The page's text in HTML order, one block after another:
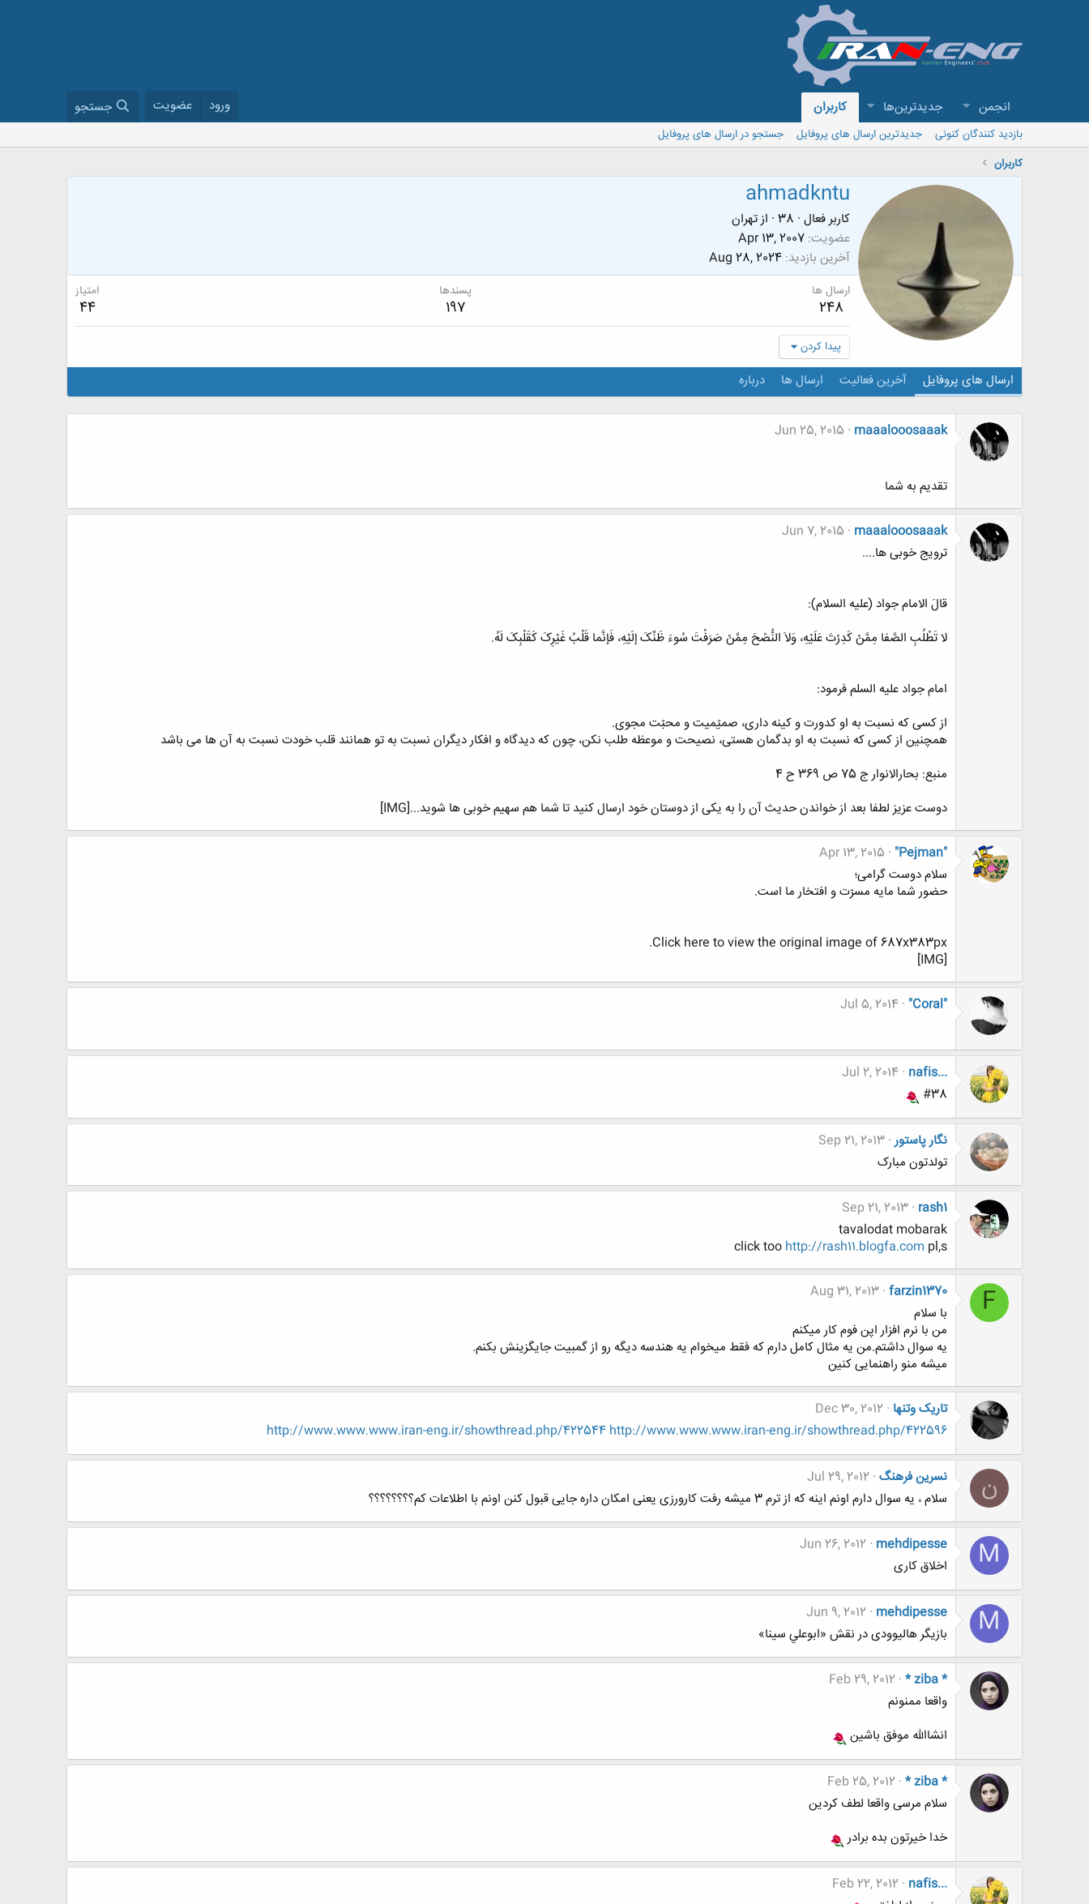
انجمن جدیدترین‌ها کاربران ورود عضویت جستجو
بازدید کنندگان کنونی جدیدترین ارسال های پروفایل
جستجو در ارسال های پروفایل
کاربران
ahmadkntu
کاربر فعال ·
· ازتهران
عضویت Apr 13, 2007
آخرین بازدید Aug 28, 2024
ارسال ها
248
پسندها
197
امتیاز
44
پیدا کردن
ارسال های پروفایل آخرین فعالیت ارسال ها درباره
maaalooosaaak
Jun 25, 2015
تقدیم به شما
maaalooosaaak
Jun 7, 2015
ترویج خوبی ها....
قالَ الامام جواد (علیه السلام):
لا تَطْلُبِ الصَّفا مِمَّنْ کَدِرْتَ عَلَیْهِ، وَلاَ النُّصْحَ مِمَّنْ صَرَفْتَ سُوءَ ظَنِّکَ إلَیْهِ، فَإنَّما قَلْبُ غَیْرِکَ کَقَلْبِکَ لَهُ.
امام جواد علیه السلم فرمود:
از کسى که نسبت به او کدورت و کینه دارى، صمیّمیت و محبّت مجوى.
همچنین از کسى که نسبت به او بدگمان هستى، نصیحت و موعظه طلب نکن، چون که دیدگاه و افکار دیگران نسبت به تو همانند قلب خودت نسبت به آن ها مى باشد
منبع: بحارالانوار ج 75 ص 369 ح 4
دوست عزیز لطفا بعد از خواندن حدیث آن را به یکی از دوستان خود ارسال کنید تا شما هم سهیم خوبی ها شوید...[IMG]
"Pejman"
Apr 13, 2015
سلام دوست گرامی؛
حضور شما مایه مسرّت و افتخار ما است.
Click here to view the original image of 687x383px.
[IMG]
"Coral"
Jul 5, 2014
nafis...
Jul 2, 2014
#38
نگار پاستور Sep 21, 2013
تولدتون مبارک
rash1
Sep 21, 2013
tavalodat mobarak
click too http://rash11.blogfa.com pl,s
F
farzin1370
Aug 31, 2013
با سلام
من با نرم افزار اپن فوم کار میکنم
یه سوال داشتم.من یه مثال کامل دارم که فقط میخوام یه هندسه دیگه رو از گمبیت جایگزینش بکنم.
میشه منو راهنمایی کنین
تاریک وتنها Dec 30, 2012
http://www.www.www.iran-eng.ir/showthread.php/422544 http://www.www.www.iran-eng.ir/showthread.php/422596
ن نسرین فرهنگ Jul 29, 2012
سلام ، یه سوال دارم اونم اینه که از ترم 3 میشه رفت کارورزی یعنی امکان داره جایی قبول کنن اونم با اطلاعات کم؟؟؟؟؟؟؟؟
M
mehdipesse
Jun 26, 2012
اخلاق کاری
M
mehdipesse
Jun 9, 2012
بازیگر هالیوودی در نقش «ابوعلي سينا»
* ziba *
Feb 29, 2012
واقعا ممنونم
انشاالله موفق باشین
* ziba *
Feb 25, 2012
سلام مرسی واقعا لطف کردین
خدا خیرتون بده برادر
nafis...
Feb 22, 2012